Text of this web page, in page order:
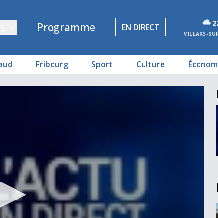
Programme EN DIRECT
VILLARS-
Fribourg Sport Culture